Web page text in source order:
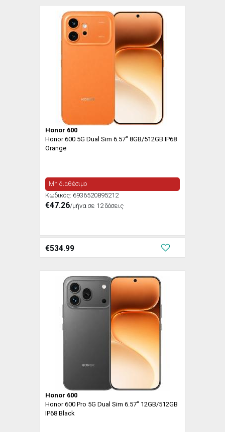
Honor 600
Honor 600 5G Dual Sim 6.57" 8GB/512GB IP68
Orange
Μη διαθέσιμο
Κωδικός: 6936520895212
€47.26/μήνα σε 12 δόσεις
€534.99
Honor 600
Honor 600 Pro 5G Dual Sim 6.57" 12GB/512GB
IP68 Black